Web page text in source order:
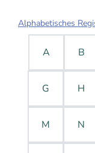
Alphabetisches
A B
G H
M N